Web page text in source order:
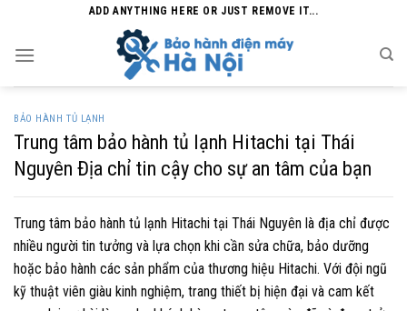
content
ADD ANYTHING HERE OR JUST REMOVE IT...
BẢO HÀNH TỦ LẠNH
Trung tâm bảo hành tủ lạnh Hitachi tại Thái
Nguyên Địa chỉ tin cậy cho sự an tâm của bạn
Trung tâm bảo hành tủ lạnh Hitachi tại Thái Nguyên là địa chỉ được
nhiều người tin tưởng và lựa chọn khi cần sửa chữa, bảo dưỡng
hoặc bảo hành các sản phẩm của thương hiệu Hitachi. Với đội ngũ
kỹ thuật viên giàu kinh nghiệm, trang thiết bị hiện đại và cam kết